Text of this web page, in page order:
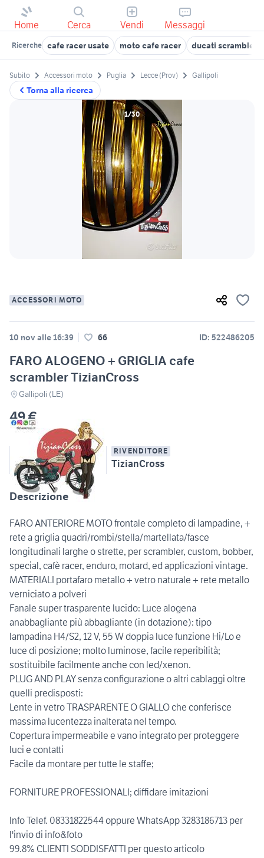
Home Cerca Vendi Messaggi
Ricerche cafe racer usate moto cafe racer ducati scrambler
Torna alla ricerca
Subito Accessori moto Puglia Lecce (Prov) Gallipoli
1/30
ACCESSORI MOTO
10 nov alle 16:39 66 ID: 522486205
FARO ALOGENO + GRIGLIA cafe
scrambler TizianCross
Gallipoli (LE)
49 €
RIVENDITORE
TizianCross
Descrizione
FARO ANTERIORE MOTO frontale completo di lampadine, +
rete a griglia quadri/rombi/stella/martellata/fasce
longitudinali larghe o strette, per scrambler, custom, bobber,
special, cafè racer, enduro, motard, ed applicazioni vintage.
MATERIALI portafaro metallo + vetro naturale + rete metallo
verniciato a polveri
Fanale super trasparente lucido: Luce alogena
anabbagliante più abbagliante (in dotazione): tipo
lampadina H4/S2, 12 V, 55 W doppia luce funzione Hi/Lo e
luce di posizione; molto luminose, facile reperibilità;
sostituibile facilmente anche con led/xenon.
PLUG AND PLAY senza configurazione o altri cablaggi oltre
quelli predisposti:
Lente in vetro TRASPARENTE O GIALLO che conferisce
massima lucentezza inalterata nel tempo.
Copertura impermeabile e vano integrato per proteggere
luci e contatti
Facile da montare per tutte le staffe;
FORNITURE PROFESSIONALI; diffidare imitazioni
Info Telef. 08331822544 oppure WhatsApp 3283186713 per
l'invio di info&foto
99.8% CLIENTI SODDISFATTI per questo articolo